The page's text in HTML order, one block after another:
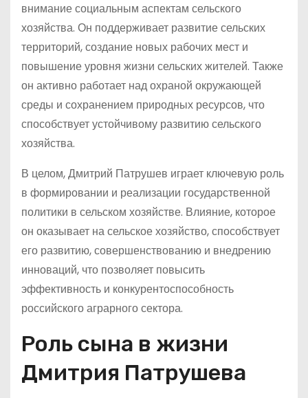
внимание социальным аспектам сельского
хозяйства. Он поддерживает развитие сельских
территорий, создание новых рабочих мест и
повышение уровня жизни сельских жителей. Также
он активно работает над охраной окружающей
среды и сохранением природных ресурсов, что
способствует устойчивому развитию сельского
хозяйства.
В целом, Дмитрий Патрушев играет ключевую роль
в формировании и реализации государственной
политики в сельском хозяйстве. Влияние, которое
он оказывает на сельское хозяйство, способствует
его развитию, совершенствованию и внедрению
инноваций, что позволяет повысить
эффективность и конкурентоспособность
российского аграрного сектора.
Роль сына в жизни
Дмитрия Патрушева